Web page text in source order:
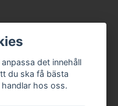
det innehåll
du ska få bästa
hos oss.